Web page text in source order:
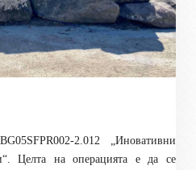
2.012 „Иновативни
Целта на операцията е да се